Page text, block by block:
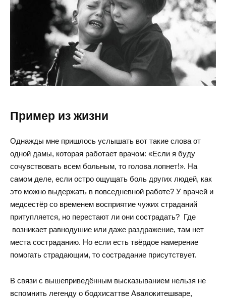
Пример из жизни
Однажды мне пришлось услышать вот такие слова от
одной дамы, которая работает врачом: «Если я буду
сочувствовать всем больным, то голова лопнет!». На
самом деле, если остро ощущать боль других людей, как
это можно выдержать в повседневной работе? У врачей и
медсестёр со временем восприятие чужих страданий
притупляется, но перестают ли они сострадать? Где
возникает равнодушие или даже раздражение, там нет
места состраданию. Но если есть твёрдое намерение
помогать страдающим, то сострадание присутствует.
В связи с вышеприведённым высказыванием нельзя не
вспомнить легенду о бодхисаттве Авалокитешваре,